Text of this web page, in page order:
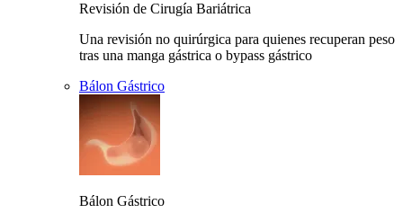
Revisión de Cirugía Bariátrica
Una revisión no quirúrgica para quienes recuperan peso
tras una manga gástrica o bypass gástrico
Bálon Gástrico
Bálon Gástrico